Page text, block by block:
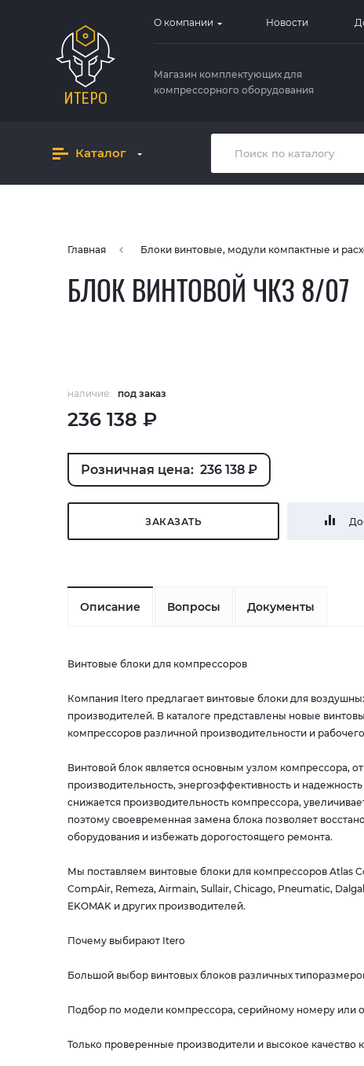
О компании Новости
Магазин комплектующих для
компрессорного оборудования
Каталог
Главная Блоки винтовые, модули компактные и
БЛОК ВИНТОВОЙ ЧКЗ 8/07
наличие: под заказ
236 138 ₽
Розничная цена: 236 138 ₽
ЗАКАЗАТЬ
Описание Вопросы Документы
Винтовые блоки для компрессоров
Компания Itero предлагает винтовые блоки для
производителей. В каталоге представлены новые
компрессоров различной производительности и
Винтовой блок является основным узлом компрессора,
производительность, энергоэффективность и
снижается производительность компрессора,
поэтому своевременная замена блока позволяет
оборудования и избежать дорогостоящего ремонта.
Мы поставляем винтовые блоки для компрессоров Atlas
CompAir, Remeza, Airmain, Sullair, Chicago, Pneumatic,
EKOMAK и других производителей.
Почему выбирают Itero
Большой выбор винтовых блоков различных
Подбор по модели компрессора, серийному номеру или
Только проверенные производители и высокое качество